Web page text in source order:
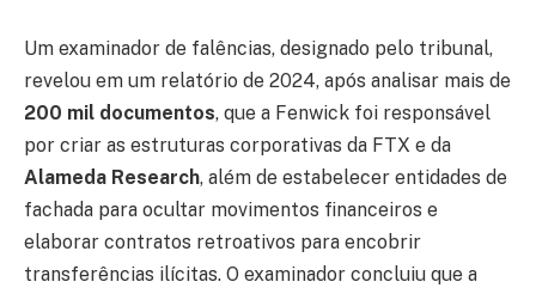
Um examinador de falências, designado pelo tribunal,
revelou em um relatório de 2024, após analisar mais de
200 mil documentos, que a Fenwick foi responsável
por criar as estruturas corporativas da FTX e da
Alameda Research, além de estabelecer entidades de
fachada para ocultar movimentos financeiros e
elaborar contratos retroativos para encobrir
transferências ilícitas. O examinador concluiu que a